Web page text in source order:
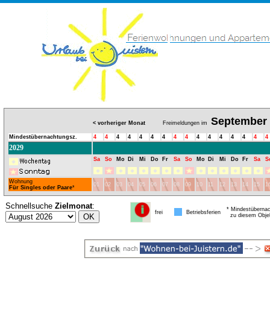
< vorheriger Monat Freimeldungen im September
Mindestübernachtungsz. 4 4 4 4 4 4 4 4 4 4 4 4 4 4 4 4
2029
Sa So Mo Di Mi Do Fr Sa So Mo Di Mi Do Fr Sa
Wohnung
Für Singles oder Paare* 01 02 03 04 05 06 07 08 09 10 11 12 13 14 15
Schnellsuche Zielmonat:
frei Betriebsferien
*
zu diesem